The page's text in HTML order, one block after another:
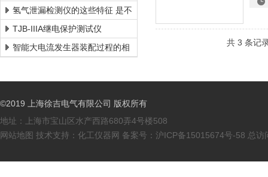
氢气泄漏检测仪的这些特征 是不
是您的理想选择呢？
TJB-IIIA继电保护测试仪
智能大电流发生器装配过程的相
共 3 条记
©2019 上海徐吉电气有限公司 版权所有
地址：上海市宝山区水产西路680弄4号楼508
网站地图 技术支持： 化工仪器网 备案号： 沪ICP备15015674号-58 总访